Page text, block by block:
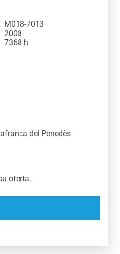
M018-7013
2008
7368 h
del Penedès
oferta.